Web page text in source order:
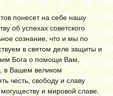
понесет на себе нашу
об успехах советского
сознание, что и мы по
в святом деле защиты и
Бога о помощи Вам,
в Вашем великом
честь, свободу и славу
и мировой славе.